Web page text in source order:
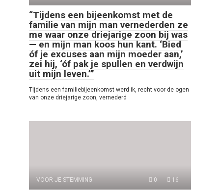
“Tijdens een bijeenkomst met de
familie van mijn man vernederden ze
me waar onze driejarige zoon bij was
— en mijn man koos hun kant. ‘Bied
óf je excuses aan mijn moeder aan,’
zei hij, ‘óf pak je spullen en verdwijn
uit mijn leven.’”
Tijdens een familiebijeenkomst werd ik, recht voor de ogen
van onze driejarige zoon, vernederd
VOOR JE STEMMING 0 16